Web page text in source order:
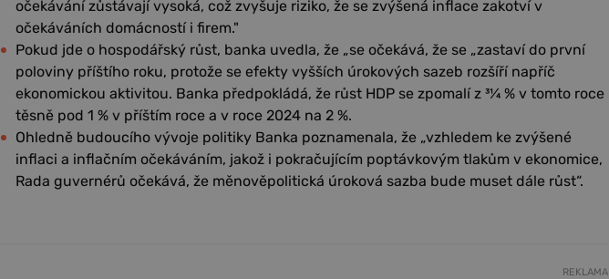
očekávání zůstávají vysoká, což zvyšuje riziko, že se zvýšená inflace zakotví v
očekáváních domácností i firem."
Pokud jde o hospodářský růst, banka uvedla, že „se očekává, že se „zastaví do první
poloviny příštího roku, protože se efekty vyšších úrokových sazeb rozšíří napříč
ekonomickou aktivitou. Banka předpokládá, že růst HDP se zpomalí z 31⁄4 % v tomto roce
těsně pod 1 % v příštím roce a v roce 2024 na 2 %.
Ohledně budoucího vývoje politiky Banka poznamenala, že „vzhledem ke zvýšené
inflaci a inflačním očekáváním, jakož i pokračujícím poptávkovým tlakům v ekonomice,
Rada guvernérů očekává, že měnověpolitická úroková sazba bude muset dále růst“.
REKLAMA